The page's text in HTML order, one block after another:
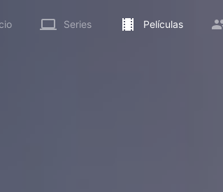
Series Películas